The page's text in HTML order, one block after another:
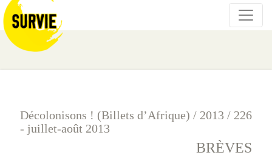
Décolonisons ! (Billets d’Afrique) / 2013 / 226
- juillet-août 2013
BRÈVES